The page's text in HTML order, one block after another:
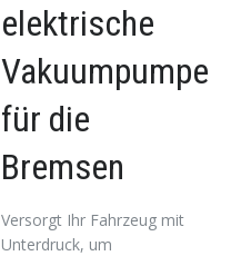
elektrische
Vakuumpumpe
für die
Bremsen
Versorgt Ihr Fahrzeug mit
Unterdruck, um